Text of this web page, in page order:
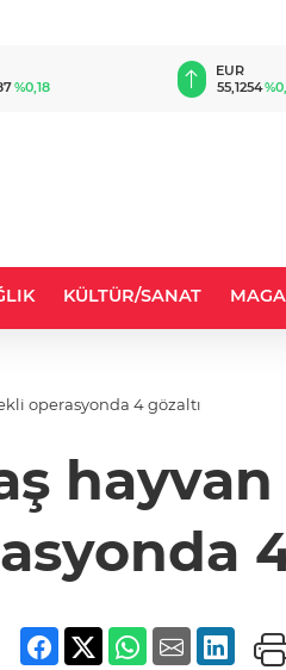
%0,32
GBP
64,3468
KÜLTÜR/SANAT
operasyonda 4 gözaltı